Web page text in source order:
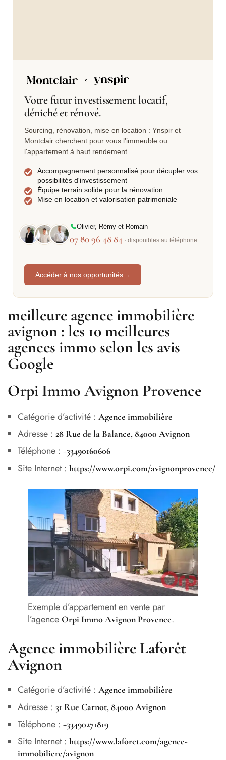
Votre futur investissement locatif,
déniché et rénové.
Sourcing, rénovation, mise en location : Ynspir et
Montclair cherchent pour vous l'immeuble ou
l'appartement à haut rendement.
Accompagnement personnalisé pour décupler vos
possibilités d'investissement
Équipe terrain solide pour la rénovation
Mise en location et valorisation patrimoniale
Olivier, Rémy et Romain
07 80 96 48 84 · disponibles au téléphone
Accéder à nos opportunités→
meilleure agence immobilière
avignon : les 10 meilleures
agences immo selon les avis
Google
Orpi Immo Avignon Provence
Catégorie d’activité : Agence immobilière
Adresse : 28 Rue de la Balance, 84000 Avignon
Téléphone : +33490160606
Site Internet : https://www.orpi.com/avignonprovence/
Exemple d’appartement en vente par
l’agence Orpi Immo Avignon Provence.
Agence immobilière Laforêt
Avignon
Catégorie d’activité : Agence immobilière
Adresse : 31 Rue Carnot, 84000 Avignon
Téléphone : +33490271819
Site Internet : https://www.laforet.com/agence-
immobiliere/avignon